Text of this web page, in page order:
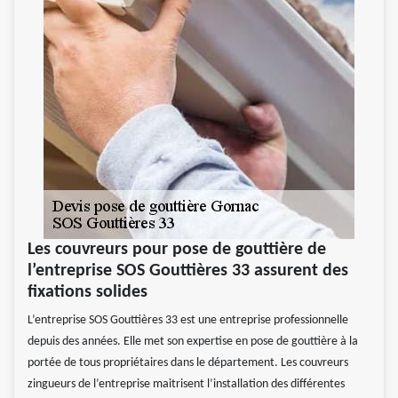
Les couvreurs pour pose de gouttière de
l’entreprise SOS Gouttières 33 assurent des
fixations solides
L’entreprise SOS Gouttières 33 est une entreprise professionnelle
depuis des années. Elle met son expertise en pose de gouttière à la
portée de tous propriétaires dans le département. Les couvreurs
zingueurs de l’entreprise maitrisent l’installation des différentes